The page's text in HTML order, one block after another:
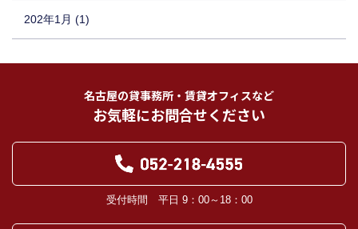
202年1月 (1)
名古屋の貸事務所・賃貸オフィスなど
お気軽にお問合せください
受付時間 平日 9：00～18：00